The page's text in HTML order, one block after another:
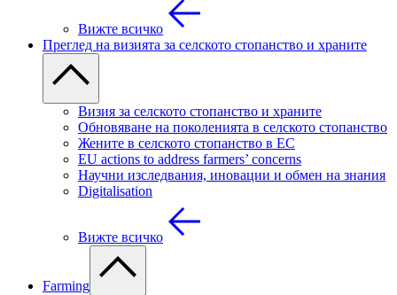
Вижте всичко
Преглед на визията за селското стопанство и храните
Визия за селското стопанство и храните
Обновяване на поколенията в селското стопанство
Жените в селското стопанство в ЕС
EU actions to address farmers’ concerns
Научни изследвания, иновации и обмен на знания
Digitalisation
Вижте всичко
Farming